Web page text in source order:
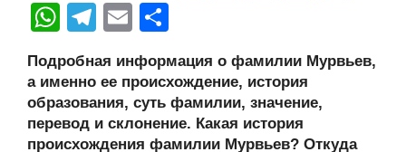
K
d
n
o
kl
a
a
c
e
b
o
er g
er
J
o
ur
u
e
W
at
s
A
T
e
gr
a
E
ail р
а
в
Подробная информация о фамилии Мурвьев,
а именно ее происхождение, история
образования, суть фамилии, значение,
перевод и склонение. Какая история
происхождения фамилии Мурвьев? Откуда